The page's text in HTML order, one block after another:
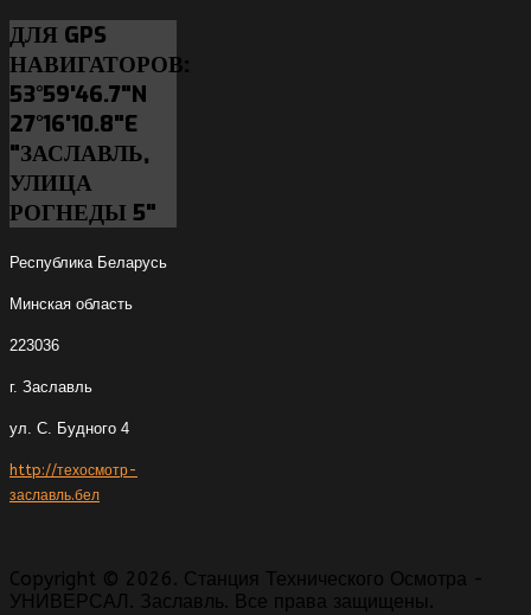
ДЛЯ GPS
НАВИГАТОРОВ:
53°59'46.7"N
27°16'10.8"E
"ЗАСЛАВЛЬ,
УЛИЦА
РОГНЕДЫ 5"
Республика Беларусь
Минская область
223036
г. Заславль
ул. С. Будного 4
http://техосмотр-
заславль.бел
Copyright © 2026. Станция Технического Осмотра -
УНИВЕРСАЛ. Заславль. Все права защищены.